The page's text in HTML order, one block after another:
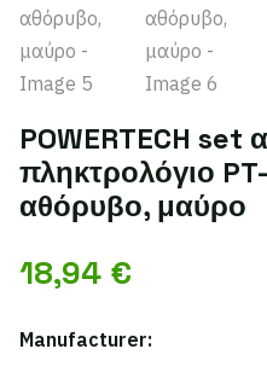
POWERTECH set
πληκτρολόγιο
αθόρυβο, μαύρο
18,94 €
Manufacturer: